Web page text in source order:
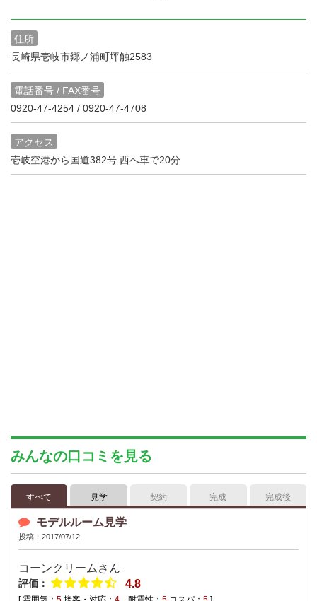
住所
長崎県壱岐市郷ノ浦町坪触2583
電話番号 / FAX番号
0920-47-4254 / 0920-47-4708
アクセス
壱岐空港から国道382号 西へ車で20分
みんなの口コミを見る
すべて 見学 契約 完成 完成後
モデルルーム見学
投稿：2017/07/12
コーンクリーム さん
評価： 4.8